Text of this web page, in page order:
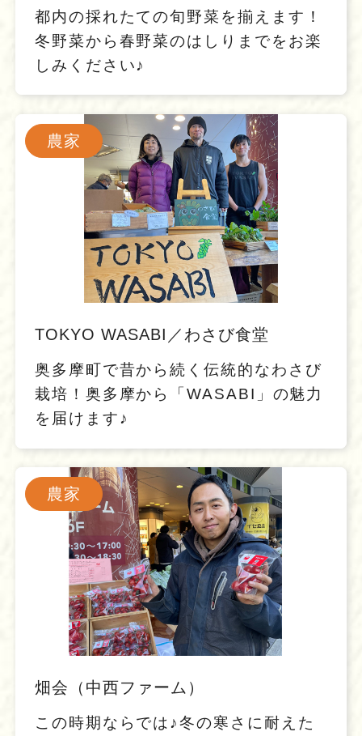
都内の採れたての旬野菜を揃えます！
冬野菜から春野菜のはしりまでをお楽
しみください♪
農家
TOKYO WASABI／わさび食堂
奥多摩町で昔から続く伝統的なわさび
栽培！奥多摩から「WASABI」の魅力
を届けます♪
農家
畑会（中西ファーム）
この時期ならでは♪冬の寒さに耐えた